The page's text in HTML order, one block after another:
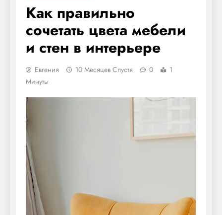
Как правильно
сочетать цвета мебели
и стен в интерьере
Евгения 10 Месяцев Спустя 0
1
Минуты